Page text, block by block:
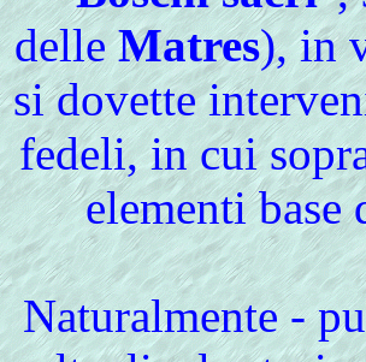
delleMatres), in
si dovette
fedeli, in cui
elementi
Naturalmente-